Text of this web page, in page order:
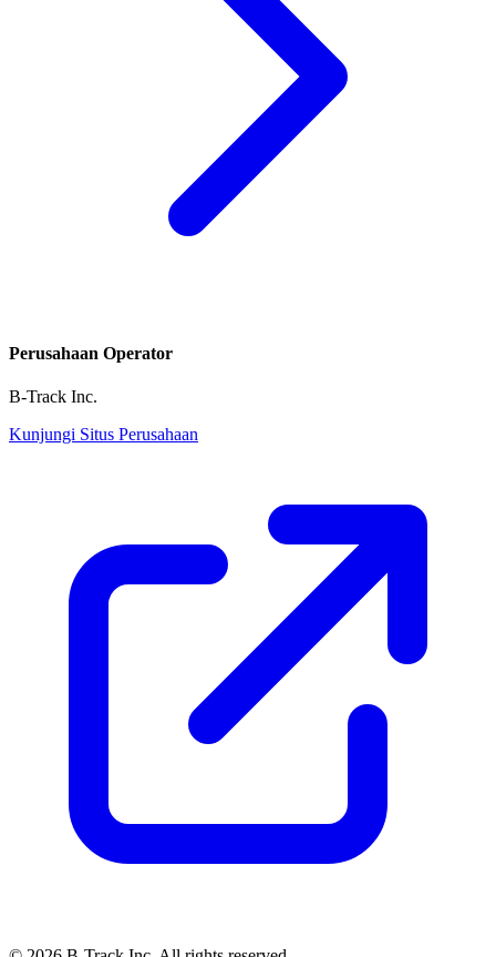
Perusahaan Operator
B-Track Inc.
Kunjungi Situs Perusahaan